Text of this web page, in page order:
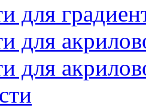
для
для
для